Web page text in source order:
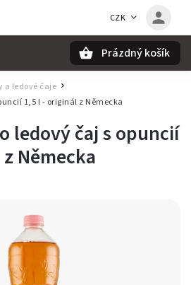
CZK
Prázdný košík
a ledové čaje /
1,5 l- originál z Německa
ledový čaj s opuncií
Německa